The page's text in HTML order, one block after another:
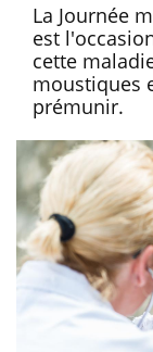
La Journée
est
cette
moustiques
prémunir.